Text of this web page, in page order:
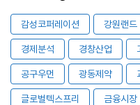
감성코퍼레이션 강원랜드
경제분석 경창산업
공구우먼 광동제약
글로벌텍스프리 금융시장